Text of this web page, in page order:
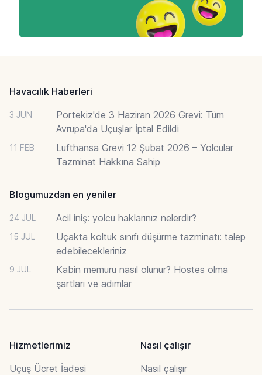
Havacılık Haberleri
3 JUN
Portekiz'de 3 Haziran 2026 Grevi: Tüm
Avrupa'da Uçuşlar İptal Edildi
11 FEB
Lufthansa Grevi 12 Şubat 2026 – Yolcular
Tazminat Hakkına Sahip
Blogumuzdan en yeniler
24 JUL Acil iniş: yolcu haklarınız nelerdir?
15 JUL
Uçakta koltuk sınıfı düşürme tazminatı: talep
edebilecekleriniz
9 JUL
Kabin memuru nasıl olunur? Hostes olma
şartları ve adımlar
Hizmetlerimiz
Uçuş Ücret İadesi
Nasıl çalışır
Nasıl çalışır